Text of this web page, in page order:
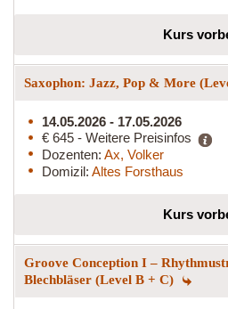
Kurs
Saxophon: Jazz, Pop & More
14.05.2026 - 17.05.2026
€ 645 - Weitere Preisinfos
Dozenten: Ax, Volker
Domizil: Altes Forsthaus
Kurs
Groove Conception I –
Blechbläser (Level B + C)